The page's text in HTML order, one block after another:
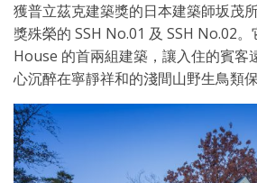
獲普立茲克建築獎的日本建築師坂茂
獎殊榮的 SSH No.01 及 SSH No.02
House 的首兩組建築，讓入住的賓客
心沉醉在寧靜祥和的淺間山野生鳥類保